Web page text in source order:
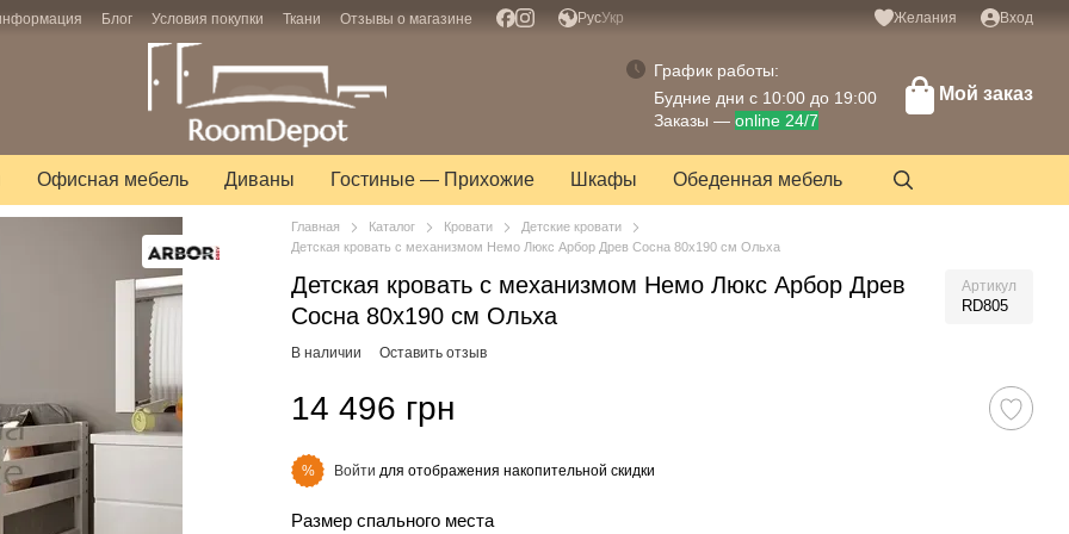
Блог Условия покупки Ткани Отзывы о магазине РусУкр Желания Вход
График работы:
Будние дни с 10:00 до 19:00
Заказы — online 24/7
Мой заказ
Офисная мебель Диваны Гостиные — Прихожие Шкафы Обеденная мебель
Главная Каталог Кровати
Детские кровати
Детская кровать с механизмом Немо Люкс Арбор Древ Сосна 80х190 см Ольха
Детская кровать с механизмом Немо Люкс Арбор Древ
Сосна 80х190 см Ольха
Артикул
RD805
В наличии Оставить отзыв
14 496 грн
% Войти для отображения накопительной скидки
Размер спального места